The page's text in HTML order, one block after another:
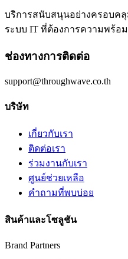
บริการสนับสนุนอย่างครอบค
ระบบ IT ที่ต้องการความพร้อ
ช่องทางการติดต่อ
support@throughwave.co.th
บริษัท
เกี่ยวกับเรา
ติดต่อเรา
ร่วมงานกับเรา
ศูนย์ช่วยเหลือ
คำถามที่พบบ่อย
สินค้าและโซลูชัน
Brand Partners